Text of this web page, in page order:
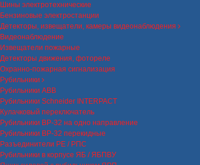
Шины электротехнические
Бензиновые электростанции
Детекторы, извещатели, камеры видеонаблюдения
Видеонаблюдение
Извещатели пожарные
Детекторы движения, фотореле
Охранно-пожарная сигнализация
Рубильники
Рубильники ABB
Рубильники Schneider INTERPACT
Кулачковый переключатель
Рубильники ВР-32 на одно направление
Рубильники ВР-32 перекидные
Разъединители РЕ / РПС
Рубильники в корпусе ЯБ / ЯБПВУ